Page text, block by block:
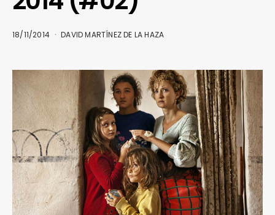
18/11/2014 DAVID MARTÍNEZ DE LA HAZA